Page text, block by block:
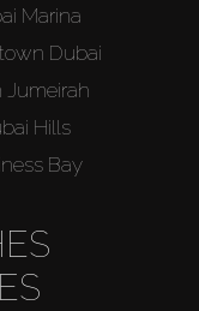
Marina
Dubai
Jumeirah
Hills
Bay